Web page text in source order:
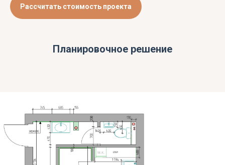
Рассчитать стоимость проекта
Планировочное решение